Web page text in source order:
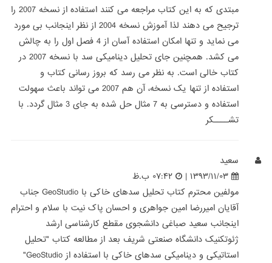
مبتدی که به این کتاب مراجعه می کنند استفاده از نسخه 2007 را
ترجیح می دهند لذا آموزش نسخه 2004 از نظر اینجانب بی مورد
می نماید و تنها امکان استفاده آسان از 4 فصل اول را به چالش
می کشد. همچنین جای تحلیل دینامیکی سد با نسخه 2007 در
کتاب خالی است. به نظر می رسد که بروز رسانی کتاب و
استفاده از تنها یک نسخه، آن هم 2007 می تواند باعث سهولت
استفاده و دسترسی به 7 مثال حل شده به جای 3 مثال گردد. با
تشــــکر
سعید
۱۳۹۳/۱۱/۰۳ |
۰۷:۴۲ ب.ظ
مولفین محترم کتاب تحلیل سدهای خاکی با GeoStudio جناب
آقایان امیررضا امین جواهری و احسان پاک نیت با سلام و احترام
اینجانب سعید صباغی دانشجوی مقطع کارشناسی ارشد
ژئوتکنیک دانشگاه صنعتی شریف بعد از مطالعه کتاب "تحلیل
استاتیکی و دینامیکی سدهای خاکی با استفاده از GeoStudio"